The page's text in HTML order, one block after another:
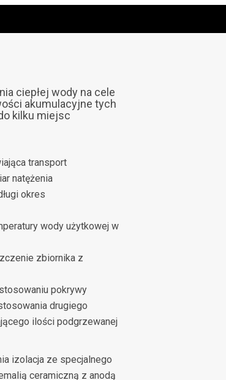
ciepłej wody na cele
akumulacyjne tych
kilku miejsc
transport
natężenia
okres
wody użytkowej w
zbiornika z
pokrywy
drugiego
ilości podgrzewanej
izolacja ze specjalnego
ceramiczną z anodą